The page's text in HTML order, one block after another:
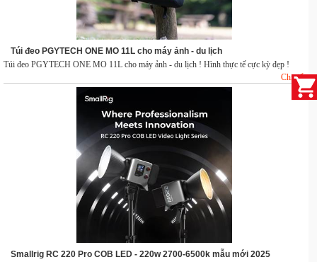
Túi đeo PGYTECH ONE MO 11L cho máy ảnh - du lịch
Túi đeo PGYTECH ONE MO 11L cho máy ảnh - du lịch ! Hình thực tế cực kỳ đẹp !
Chi tiết
Smallrig RC 220 Pro COB LED - 220w 2700-6500k mẫu mới 2025